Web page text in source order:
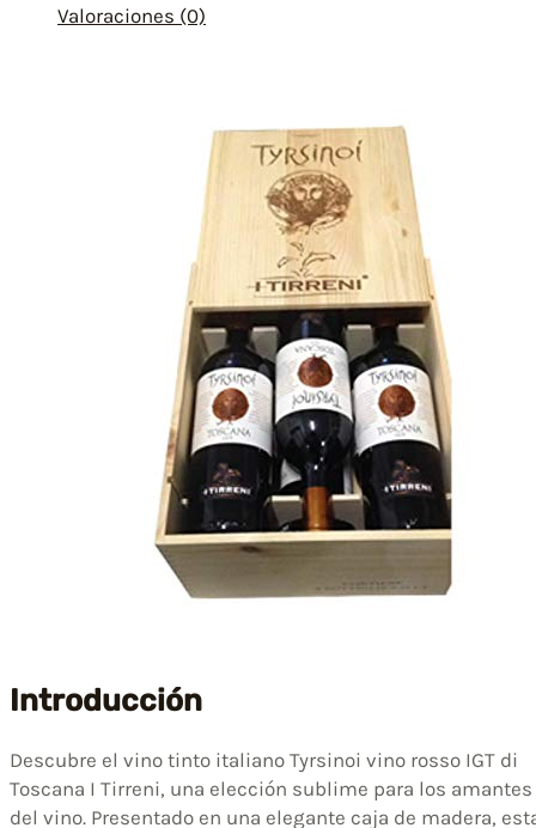
Valoraciones (0)
Introducción
Descubre el vino tinto italiano Tyrsinoi vino rosso IGT di
Toscana I Tirreni, una elección sublime para los amantes
del vino. Presentado en una elegante caja de madera,